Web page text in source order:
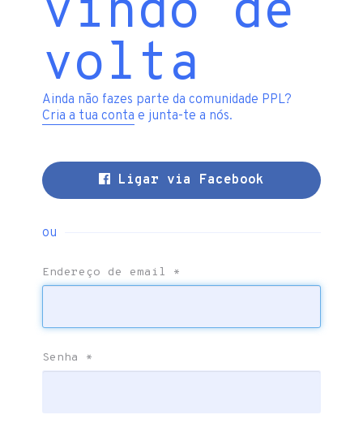
vindo de
volta
Ainda não fazes parte da comunidade PPL?
Cria a tua conta e junta-te a nós.
Ligar via Facebook
ou
Endereço de email *
Senha *